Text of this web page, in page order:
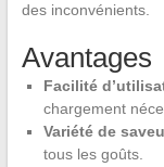
des inconvénients.
Avantages
Facilité
chargement
Variété de
tous les goûts.